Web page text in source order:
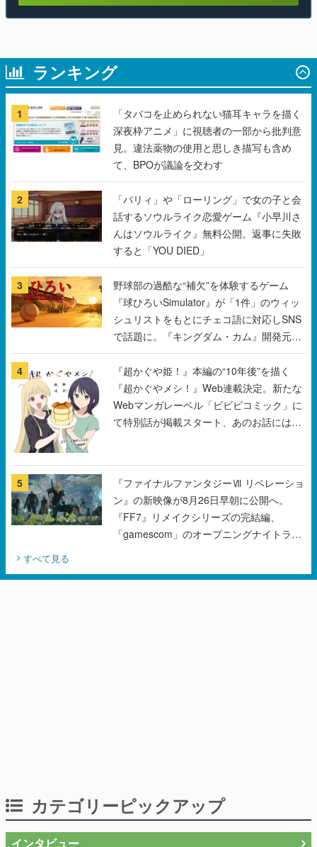
ランキング
1
「タバコを止められない猫耳キャラを描く
深夜枠アニメ」に視聴者の一部から批判意
見。違法薬物の使用と思しき描写も含め
て、BPOが議論を交わす
2
「パリィ」や「ローリング」で女の子と会
話するソウルライク恋愛ゲーム『小早川さ
んはソウルライク』無料公開。返事に失敗
すると「YOU DIED」
3
野球部の過酷な“補欠”を体験するゲーム
『球ひろいSimulator』が「1件」のウィッ
シュリストをもとにチェコ語に対応しSNS
で話題に。『キングダム・カム』開発元や
チェコのプロ野球選手から称賛の声
4
『超かぐや姫！』本編の“10年後”を描く
『超かぐやメシ！』Web連載決定。新たな
Webマンガレーベル「ビビビコミック」に
て特別話が掲載スタート、あのお話には…
5
『ファイナルファンタジーⅦ リベレーショ
ン』の新映像が8月26日早朝に公開へ。
『FF7』リメイクシリーズの完結編、
「gamescom」のオープニングナイトライ
すべて見る
カテゴリーピックアップ
インタビュー